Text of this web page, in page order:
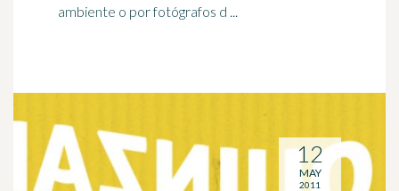
ambiente o por fotógrafos d ...
12
MAY
2011